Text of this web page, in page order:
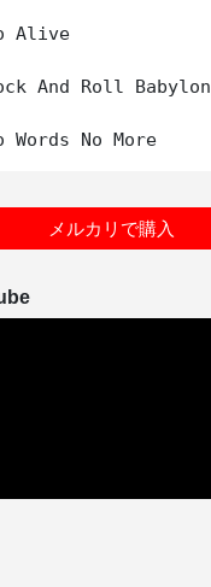
Alive
And Roll Babylon
メルカリで購入